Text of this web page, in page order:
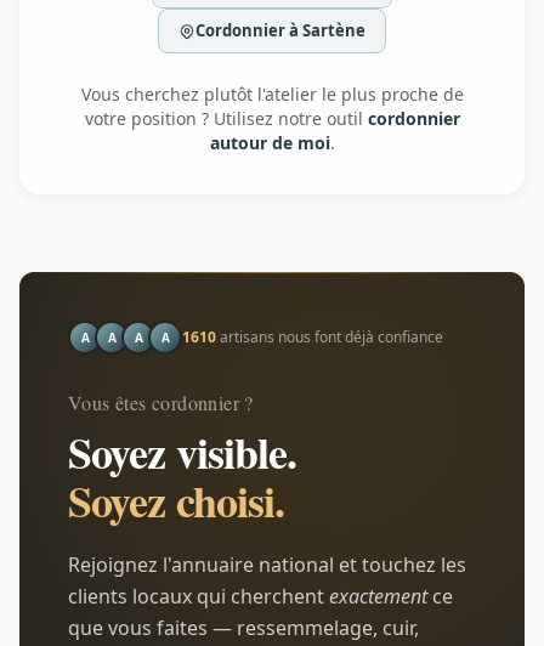
Cordonnier à Sartène
Vous cherchez plutôt l'atelier le plus proche de
votre position ? Utilisez notre outil cordonnier
autour de moi.
A A A A 1610artisans nous font déjà confiance
Vous êtes cordonnier ?
Soyez visible.
Soyez choisi.
Rejoignez l'annuaire national et touchez les
clients locaux qui cherchentexactementce
que vous faites — ressemmelage, cuir,